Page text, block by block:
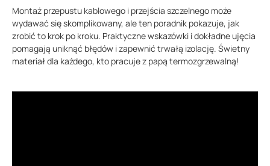
Montaż przepustu kablowego i przejścia szczelnego może
wydawać się skomplikowany, ale ten poradnik pokazuje, jak
zrobić to krok po kroku. Praktyczne wskazówki i dokładne ujęcia
pomagają uniknąć błędów i zapewnić trwałą izolację. Świetny
materiał dla każdego, kto pracuje z papą termozgrzewalną!